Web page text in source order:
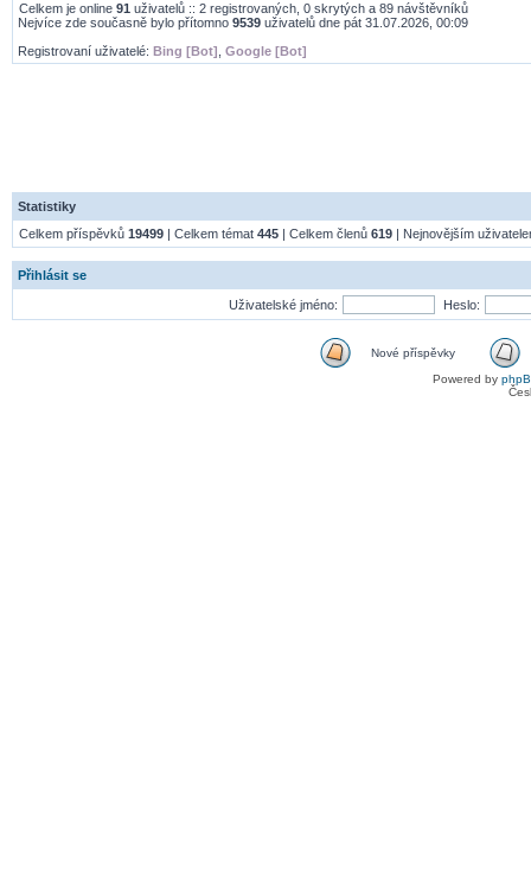
Celkem je online 91 uživatelů :: 2 registrovaných, 0 skrytých a 89 návštěvníků
Nejvíce zde současně bylo přítomno 9539 uživatelů dne pát 31.07.2026, 00:09
Registrovaní uživatelé: Bing [Bot] Google [Bot]
Statistiky
Celkem příspěvků 19499 | Celkem témat 445 | Celkem členů 619 | Nejnovějším
Přihlásit se
Uživatelské jméno: Heslo:
Nové příspěvky
Powered by